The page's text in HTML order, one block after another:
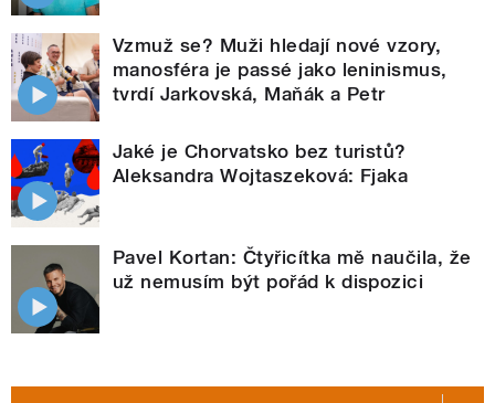
Vzmuž se? Muži hledají nové vzory,
manosféra je passé jako leninismus,
tvrdí Jarkovská, Maňák a Petr
Jaké je Chorvatsko bez turistů?
Aleksandra Wojtaszeková: Fjaka
Pavel Kortan: Čtyřicítka mě naučila, že
už nemusím být pořád k dispozici